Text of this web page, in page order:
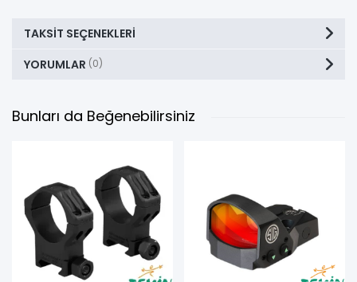
TAKSIT SEÇENEKLERI
YORUMLAR (0)
Bunları da Beğenebilirsiniz